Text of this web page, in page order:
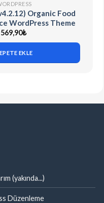
Organic Food
WordPress Theme
569,90₺
EKLE
(yakında...)
Düzenleme